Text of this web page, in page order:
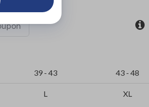
39 - 43 43 - 48
L XL